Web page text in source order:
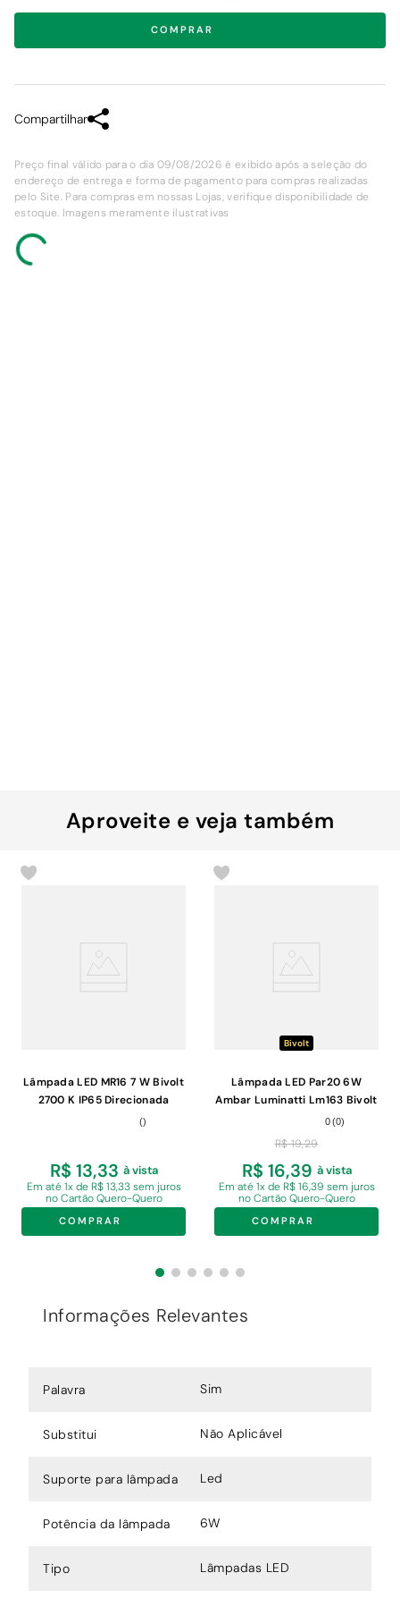
COMPRAR
Compartilhar
Preço final válido para o dia 09/08/2026 é exibido após a seleção do
endereço de entrega e forma de pagamento para compras realizadas
pelo Site. Para compras em nossas Lojas, verifique disponibilidade de
estoque. Imagens meramente ilustrativas
Aproveite e veja também
Lâmpada LED MR16 7 W Bivolt
2700 K IP65 Direcionada
Branco Tramontina
()
R$ 13,33 à vista
Em até 1x de R$ 13,33 sem juros
no Cartão Quero-Quero
COMPRAR
Bivolt
Lâmpada LED Par20 6W
Ambar Luminatti Lm163 Bivolt
0(0)
R$ 19,29
R$ 16,39 à vista
Em até 1x de R$ 16,39 sem juros
no Cartão Quero-Quero
COMPRAR
Informações Relevantes
Palavra Sim
Substitui Não Aplicável
Suporte para lâmpada Led
Potência da lâmpada 6W
Tipo Lâmpadas LED